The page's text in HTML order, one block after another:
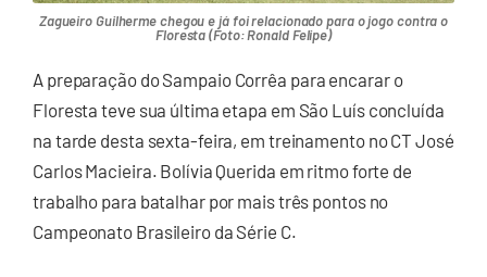
Zagueiro Guilherme chegou e já foi relacionado para o jogo contra o
Floresta (Foto: Ronald Felipe)
A preparação do Sampaio Corrêa para encarar o
Floresta teve sua última etapa em São Luís concluída
na tarde desta sexta-feira, em treinamento no CT José
Carlos Macieira. Bolívia Querida em ritmo forte de
trabalho para batalhar por mais três pontos no
Campeonato Brasileiro da Série C.